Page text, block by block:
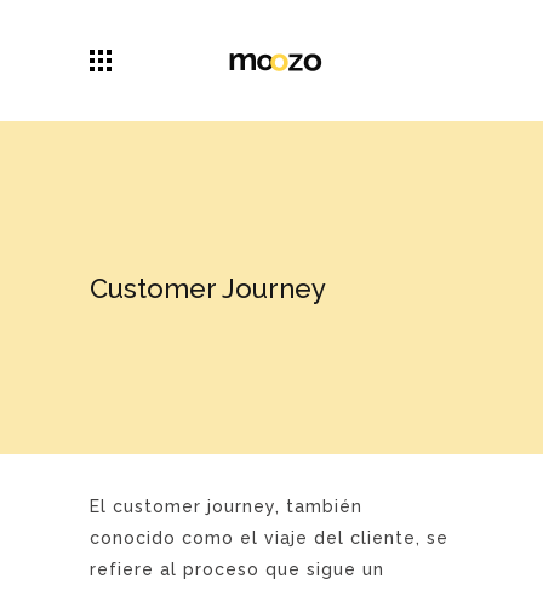
Customer Journey
El customer journey, también
conocido como el viaje del cliente, se
refiere al proceso que sigue un